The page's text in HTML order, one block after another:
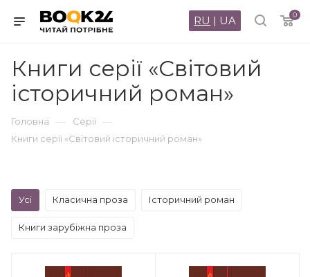
0
RU | UA
Книги серії «Світовий
історичний роман»
Головна — Серії —
Книги серії «Світовий історичний роман»
Усі Класична проза Історичний роман
Книги зарубіжна проза